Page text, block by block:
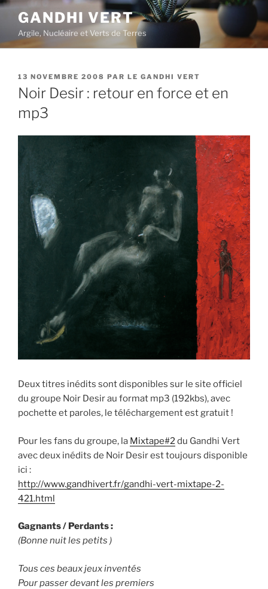
Aller
contenu
principal
GANDHI VERT
Argile, Nucléaire et Verts de Terres
PUBLIÉ
LE
13 NOVEMBRE 2008 PAR LE GANDHI VERT
Noir Desir : retour en force et en
mp3
Deux titres inédits sont disponibles sur le site officiel
du groupe Noir Desir au format mp3 (192kbs), avec
pochette et paroles, le téléchargement est gratuit !
Pour les fans du groupe, la Mixtape#2du Gandhi Vert
avec deux inédits de Noir Desir est toujours disponible
ici :
http://www.gandhivert.fr/gandhi-vert-mixtape-2-
421.html
Gagnants / Perdants :
(Bonne nuit les petits )
Tous ces beaux jeux inventés
Pour passer devant les premiers